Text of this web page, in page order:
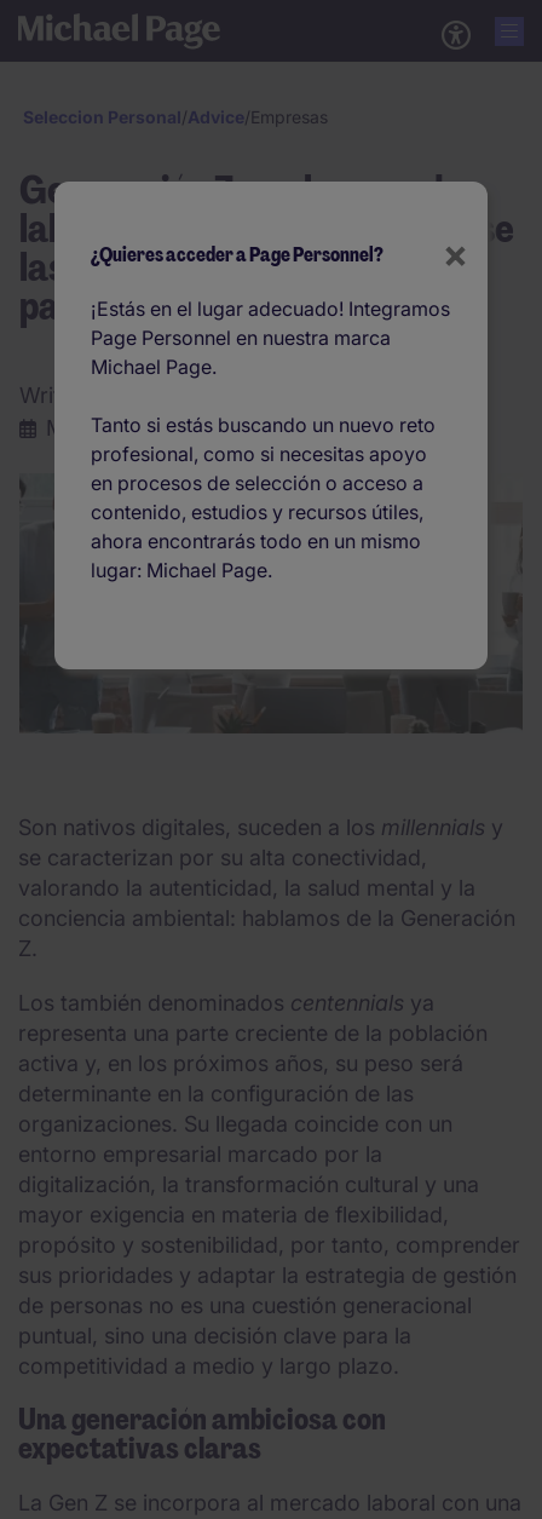
Seleccion Personal/Advice/Empresas
Generación Z en el mercado
laboral: cómo deben adaptarse
las empresas a un nuevo
paradigma
Written by:
Marzo 2026|4 min. lectura
Son nativos digitales, suceden a los millennials y
se caracterizan por su alta conectividad,
valorando la autenticidad, la salud mental y la
conciencia ambiental: hablamos de la Generación
Z.
Los también denominados centennials ya
representa una parte creciente de la población
activa y, en los próximos años, su peso será
determinante en la configuración de las
organizaciones. Su llegada coincide con un
entorno empresarial marcado por la
digitalización, la transformación cultural y una
mayor exigencia en materia de flexibilidad,
propósito y sostenibilidad, por tanto, comprender
sus prioridades y adaptar la estrategia de gestión
de personas no es una cuestión generacional
puntual, sino una decisión clave para la
competitividad a medio y largo plazo.
Una generación ambiciosa con
expectativas claras
La Gen Z se incorpora al mercado laboral con una
×
¿Quieres acceder a Page Personnel?
¡Estás en el lugar adecuado! Integramos
Page Personnel en nuestra marca
Michael Page.
Tanto si estás buscando un nuevo reto
profesional, como si necesitas apoyo
en procesos de selección o acceso a
contenido, estudios y recursos útiles,
ahora encontrarás todo en un mismo
lugar: Michael Page.